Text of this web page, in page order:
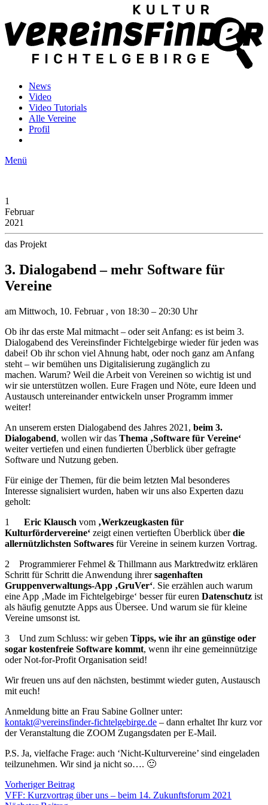
News
Video
Video Tutorials
Alle Vereine
Profil
Menü
1
Februar
2021
das Projekt
3. Dialogabend – mehr Software für
Vereine
am Mittwoch, 10. Februar , von 18:30 – 20:30 Uhr
Ob ihr das erste Mal mitmacht – oder seit Anfang: es ist beim 3.
Dialogabend des Vereinsfinder Fichtelgebirge wieder für jeden was
dabei! Ob ihr schon viel Ahnung habt, oder noch ganz am Anfang
steht – wir bemühen uns Digitalisierung zugänglich zu
machen. Warum? Weil die Arbeit von Vereinen so wichtig ist und
wir sie unterstützen wollen. Eure Fragen und Nöte, eure Ideen und
Austausch untereinander entwickeln unser Programm immer
weiter!
An unserem ersten Dialogabend des Jahres 2021, beim 3.
Dialogabend, wollen wir das Thema ‚Software für Vereine‘
weiter vertiefen und einen fundierten Überblick über gefragte
Software und Nutzung geben.
Für einige der Themen, für die beim letzten Mal besonderes
Interesse signalisiert wurden, haben wir uns also Experten dazu
geholt:
1 Eric Klausch vom ‚Werkzeugkasten für
Kulturfördervereine‘ zeigt einen vertieften Überblick überdie
allernützlichsten Softwares für Vereine in seinem kurzen Vortrag.
2 Programmierer Fehmel & Thillmann aus Marktredwitz erklären
Schritt für Schritt die Anwendung ihrersagenhaften
Gruppenverwaltungs-App ‚GruVer‘. Sie erzählen auch warum
eine App ‚Made im Fichtelgebirge‘ besser für euren Datenschutz ist
als häufig genutzte Apps aus Übersee. Und warum sie für kleine
Vereine umsonst ist.
3 Und zum Schluss: wir geben Tipps, wie ihr an günstige oder
sogar kostenfreie Software kommt, wenn ihr eine gemeinnützige
oder Not-for-Profit Organisation seid!
Wir freuen uns auf den nächsten, bestimmt wieder guten, Austausch
mit euch!
Anmeldung bitte an Frau Sabine Gollner unter:
kontakt@vereinsfinder-fichtelgebirge.de – dann erhaltet Ihr kurz vor
der Veranstaltung die ZOOM Zugangsdaten per E-Mail.
P.S. Ja, vielfache Frage: auch ‘Nicht-Kulturvereine’ sind eingeladen
teilzunehmen. Wir sind ja nicht so…. 🙂
Beitragsnavigation
Vorheriger Beitrag
VFF: Kurzvortrag über uns – beim 14. Zukunftsforum 2021